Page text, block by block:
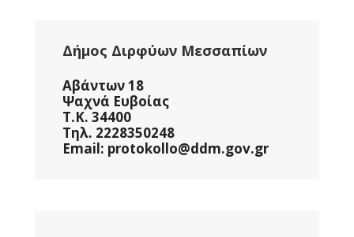
Δήμος Διρφύων Μεσσαπίων
Αβάντων 18
Ψαχνά Ευβοίας
Τ.Κ. 34400
Τηλ. 2228350248
Email: protokollo@ddm.gov.gr